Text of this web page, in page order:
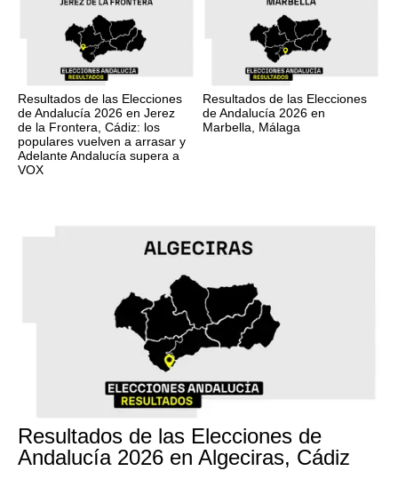
Resultados de las Elecciones
de Andalucía 2026 en Jerez
de la Frontera, Cádiz: los
populares vuelven a arrasar y
Adelante Andalucía supera a
VOX
Resultados de las Elecciones
de Andalucía 2026 en
Marbella, Málaga
Resultados de las Elecciones de
Andalucía 2026 en Algeciras, Cádiz